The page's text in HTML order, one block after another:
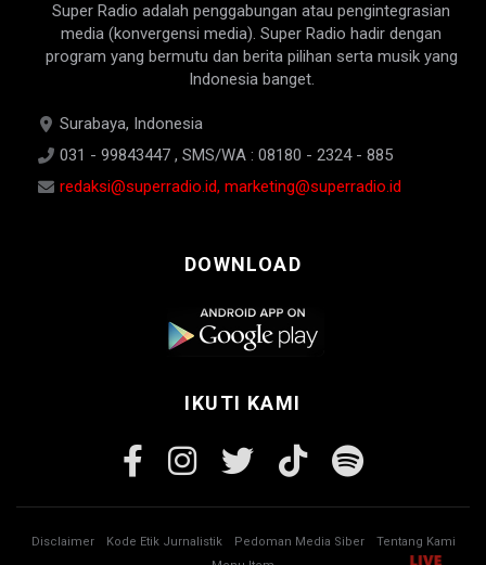
Super Radio adalah penggabungan atau pengintegrasian
media (konvergensi media). Super Radio hadir dengan
program yang bermutu dan berita pilihan serta musik yang
Indonesia banget.
Surabaya, Indonesia
031 - 99843447 , SMS/WA : 08180 - 2324 - 885
redaksi@superradio.id, marketing@superradio.id
DOWNLOAD
IKUTI KAMI
Disclaimer Kode Etik Jurnalistik Pedoman Media Siber
Tentang Kami